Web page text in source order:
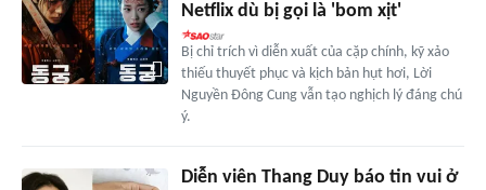
Netflix dù bị gọi là 'bom xịt'
Bị chỉ trích vì diễn xuất của cặp chính, kỹ xảo
thiếu thuyết phục và kịch bản hụt hơi, Lời
Nguyền Đông Cung vẫn tạo nghịch lý đáng chú
ý.
Diễn viên Thang Duy báo tin vui ở